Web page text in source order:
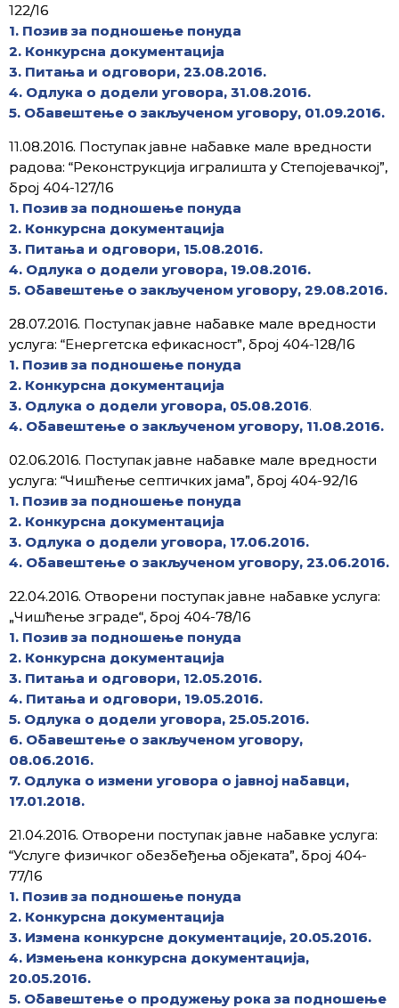
122/16
1. Позив за подношење понуда
2. Конкурсна документација
3. Питања и одговори, 23.08.2016.
4. Одлука о додели уговора, 31.08.2016.
5. Обавештење о закљученом уговору, 01.09.2016.
11.08.2016. Поступак јавне набавке мале вредности
радова: “Реконструкција игралишта у Степојевачкој”,
број 404-127/16
1. Позив за подношење понуда
2. Конкурсна документација
3. Питања и одговори, 15.08.2016.
4. Одлука о додели уговора, 19.08.2016.
5. Обавештење о закљученом уговору, 29.08.2016.
28.07.2016. Поступак јавне набавке мале вредности
услуга: “Енергетска ефикасност”, број 404-128/16
1. Позив за подношење понуда
2. Конкурсна документација
3. Одлука о додели уговора, 05.08.2016.
4. Обавештење о закљученом уговору, 11.08.2016.
02.06.2016. Поступак јавне набавке мале вредности
услуга: “Чишћење септичких јама”, број 404-92/16
1. Позив за подношење понуда
2. Конкурсна документација
3. Одлука о додели уговора, 17.06.2016.
4. Обавештење о закљученом уговору, 23.06.2016.
22.04.2016. Отворени поступак јавне набавке услуга:
„Чишћење зграде“, број 404-78/16
1. Позив за подношење понуда
2. Конкурсна документација
3. Питања и одговори, 12.05.2016.
4. Питања и одговори, 19.05.2016.
5. Одлука о додели уговора, 25.05.2016.
6. Обавештење о закљученом уговору,
08.06.2016.
7. Одлука о измени уговора о јавној набавци,
17.01.2018.
21.04.2016. Отворени поступак јавне набавке услуга:
“Услуге физичког обезбеђења објеката”, број 404-
77/16
1. Позив за подношење понуда
2. Конкурсна документација
3. Измена конкурсне документације, 20.05.2016.
4. Измењена конкурсна документација,
20.05.2016.
5. Обавештење о продужењу рока за подношење